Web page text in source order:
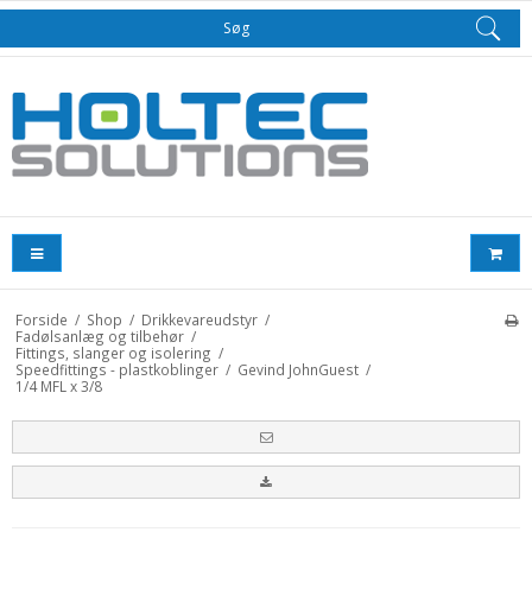
Søg
Forside / Shop / Drikkevareudstyr /
Fadølsanlæg og tilbehør /
Fittings, slanger og isolering /
Speedfittings - plastkoblinger / Gevind JohnGuest /
1/4 MFL x 3/8